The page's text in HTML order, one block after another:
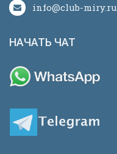
info@club-miry.ru
НАЧАТЬ ЧАТ